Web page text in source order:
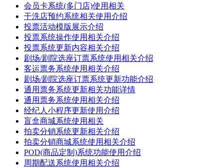
会员卡系统(多门店)使用相关
干洗店预约系统相关使用介绍
投票活动模版展示介绍
投票系统操作使用相关介绍
投票系统更新内容相关介绍
剧场/剧院选座订票系统使用相关介绍
客运票务系统使用相关介绍
剧场/剧院选座订票系统更新功能介绍
通用票务系统更新相关功能详情
通用票务系统使用相关介绍
经纪人小程序更新使用介绍
盲盒商城系统使用相关
拍卖分销系统更新相关介绍
拍卖分销商城系统使用相关介绍
POD(商品定制)系统功能使用介绍
周期配送系统使用相关介绍